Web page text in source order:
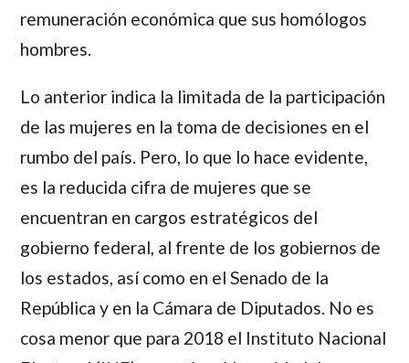
remuneración económica que sus homólogos
hombres.
Lo anterior indica la limitada de la participación
de las mujeres en la toma de decisiones en el
rumbo del país. Pero, lo que lo hace evidente,
es la reducida cifra de mujeres que se
encuentran en cargos estratégicos del
gobierno federal, al frente de los gobiernos de
los estados, así como en el Senado de la
República y en la Cámara de Diputados. No es
cosa menor que para 2018 el Instituto Nacional